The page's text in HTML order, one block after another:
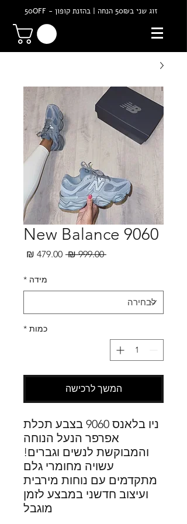
זוג שני ב50₪ הנחה | בהזנת קופון - 50OFF
New Balance 9060
‏999.00 ‏₪
מחיר
מידה *
כמות *
המשך לרכישה
ניו בלאנס 9060 בצבע תכלת
אפרפר הנעל הנוחה
והמבוקשת לנשים וגברים!
עשויה מחומרי גלם
מתקדמים עם נוחות מירבית
ועיצוב חדשני​​​​​​​ במבצע לזמן
מוגבל